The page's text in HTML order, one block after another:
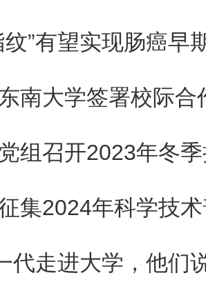
机构享受采购国
报退税时，持以下
”有望实现肠癌早
南大学签署校际合
组召开2023年冬